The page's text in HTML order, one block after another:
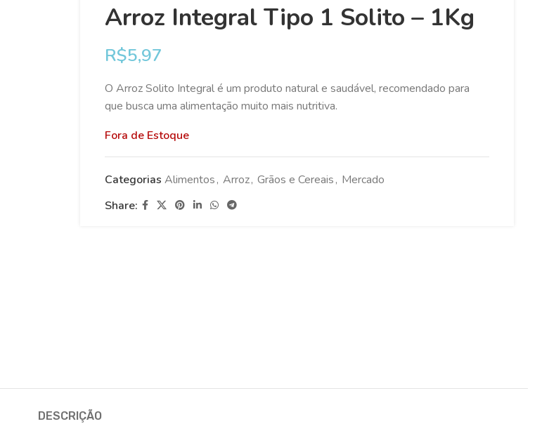
Arroz Integral Tipo 1 Solito – 1Kg
R$5,97
O Arroz Solito Integral é um produto natural e saudável, recomendado para
que busca uma alimentação muito mais nutritiva.
Fora de Estoque
Categorias Alimentos, Arroz, Grãos e Cereais, Mercado
Share:
DESCRIÇÃO